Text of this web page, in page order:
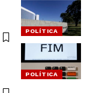
POLÍTICA
POLÍTICA